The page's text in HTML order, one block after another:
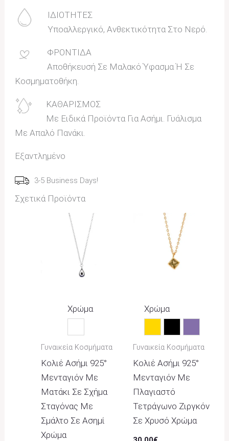
ΙΔΙΟΤΗΤΕΣ
Υποαλλεργικό, Ανθεκτικότητα Στο Νερό.
ΦΡΟΝΤΙΔΑ
Αποθήκευσή Σε Μαλακό Ύφασμα Ή Σε
Κοσμηματοθήκη.
ΚΑΘΑΡΙΣΜΟΣ
Με Ειδικά Προϊόντα Για Ασήμι. Γυάλισμα
Με Απαλό Πανάκι.
Εξαντλημένο
3-5 Business Days!
Σχετικά Προϊόντα
Χρώμα
Λευκό
Γυναικεία Κοσμήματα
Κολιέ Ασήμι 925°
Μενταγιόν Με
Ματάκι Σε Σχήμα
Σταγόνας Με
Σμάλτο Σε Ασημί
Χρώμα
Χρώμα
ΚίτρινοΜαύροΜωβ
Γυναικεία Κοσμήματα
Κολιέ Ασήμι 925°
Μενταγιόν Με
Πλαγιαστό
Τετράγωνο Ζιργκόν
Σε Χρυσό Χρώμα